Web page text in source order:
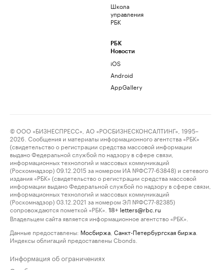
Школа
управления
РБК
РБК
Новости
iOS
Android
AppGallery
© ООО «БИЗНЕСПРЕСС», АО «РОСБИЗНЕСКОНСАЛТИНГ», 1995–
2026. Сообщения и материалы информационного агентства «РБК»
(свидетельство о регистрации средства массовой информации
выдано Федеральной службой по надзору в сфере связи,
информационных технологий и массовых коммуникаций
(Роскомнадзор) 09.12.2015 за номером ИА №ФС77-63848) и сетевого
издания «РБК» (свидетельство о регистрации средства массовой
информации выдано Федеральной службой по надзору в сфере связи,
информационных технологий и массовых коммуникаций
(Роскомнадзор) 03.12.2021 за номером ЭЛ №ФС77-82385)
сопровождаются пометкой «РБК».
18+ letters@rbc.ru
Владельцем сайта является информационное агентство «РБК».
Данные предоставлены: Мосбиржа Санкт-Петербургская биржа
Индексы облигаций предоставлены Cbonds.
Информация об ограничениях